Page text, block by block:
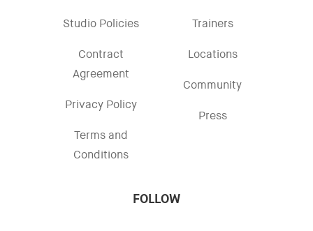
Studio Policies
Contract
Agreement
Privacy Policy
Terms and
Conditions
Trainers
Locations
Community
Press
FOLLOW